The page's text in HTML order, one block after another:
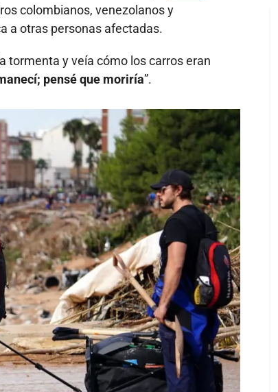
colombianos, venezolanos y
a otras personas afectadas.
tormenta y veía cómo los carros eran
pensé que moriría”.